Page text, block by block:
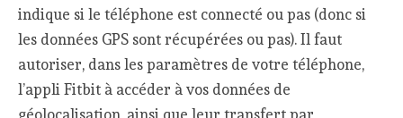
indique si le téléphone est connecté ou pas (donc si
les données GPS sont récupérées ou pas). Il faut
autoriser, dans les paramètres de votre téléphone,
l’appli Fitbit à accéder à vos données de
géolocalisation, ainsi que leur transfert par